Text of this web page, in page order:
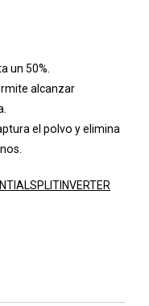
un 50%.
alcanzar
el polvo y elimina